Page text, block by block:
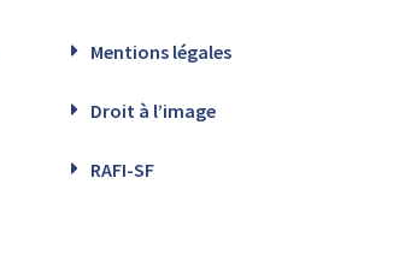
Mentions légales
Droit à l’image
RAFI-SF